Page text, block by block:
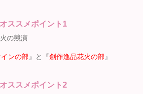
ススメポイント1
の競演
ンの部』と『創作逸品花火の部』
ススメポイント2